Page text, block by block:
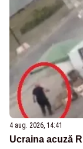
4 aug. 2026, 14:41
Ucraina acuză